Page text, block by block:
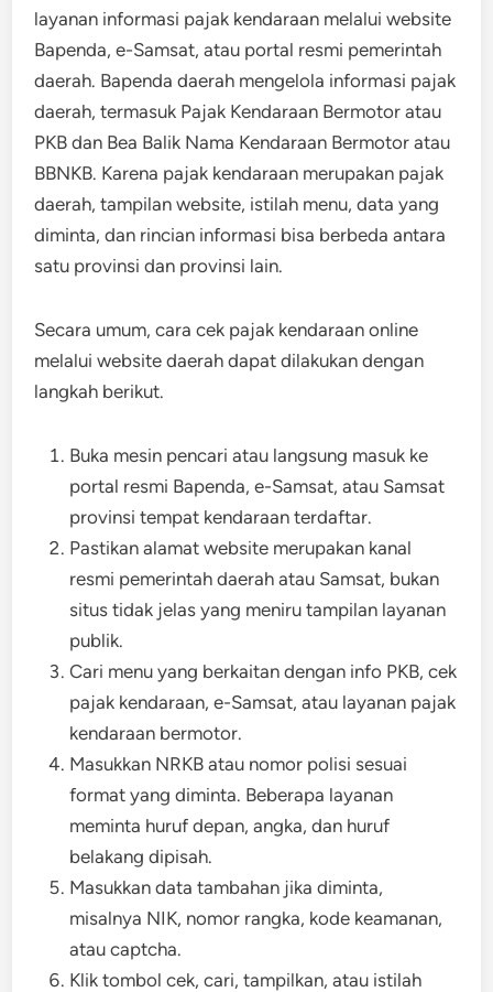
layanan informasi pajak kendaraan melalui website
Bapenda, e-Samsat, atau portal resmi pemerintah
daerah. Bapenda daerah mengelola informasi pajak
daerah, termasuk Pajak Kendaraan Bermotor atau
PKB dan Bea Balik Nama Kendaraan Bermotor atau
BBNKB. Karena pajak kendaraan merupakan pajak
daerah, tampilan website, istilah menu, data yang
diminta, dan rincian informasi bisa berbeda antara
satu provinsi dan provinsi lain.
Secara umum, cara cek pajak kendaraan online
melalui website daerah dapat dilakukan dengan
langkah berikut.
Buka mesin pencari atau langsung masuk ke
portal resmi Bapenda, e-Samsat, atau Samsat
provinsi tempat kendaraan terdaftar.
Pastikan alamat website merupakan kanal
resmi pemerintah daerah atau Samsat, bukan
situs tidak jelas yang meniru tampilan layanan
publik.
Cari menu yang berkaitan dengan info PKB, cek
pajak kendaraan, e-Samsat, atau layanan pajak
kendaraan bermotor.
Masukkan NRKB atau nomor polisi sesuai
format yang diminta. Beberapa layanan
meminta huruf depan, angka, dan huruf
belakang dipisah.
Masukkan data tambahan jika diminta,
misalnya NIK, nomor rangka, kode keamanan,
atau captcha.
Klik tombol cek, cari, tampilkan, atau istilah